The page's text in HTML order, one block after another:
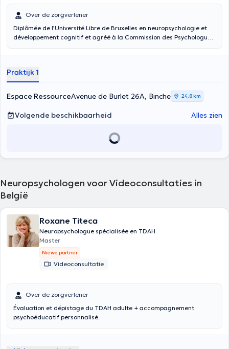
Over de zorgverlener
Diplômée de l’Université Libre de Bruxelles en neuropsychologie et
développement cognitif et agréé à la Commission des Psychologues,
adultes et personnes âgées. Mon intérêt porte particulièrement sur
aussi sur le soutien cognitif et émotionnel tout au long de la vie. Je
travaille également auprès d’adultes et de personnes âgées, avec
l’objectif de préserver leur autonomie, de stimuler leurs capacités et
d’améliorer leur qualité de vie. Curieuse et passionnée, j’accorde
une grande importance à l’écoute et à la bienveillance dans ma
pratique.
Praktijk 1
Espace RessourceAvenue de Burlet 26A, Binche 24,8 km
Volgende beschikbaarheid Alles zien
Neuropsychologen voor Videoconsultaties in
België
Roxane Titeca
Neuropsychologue spécialisée en TDAH
Master
Niewe partner
Videoconsultatie
Over de zorgverlener
Évaluation et dépistage du TDAH adulte + accompagnement
psychoéducatif personnalisé.